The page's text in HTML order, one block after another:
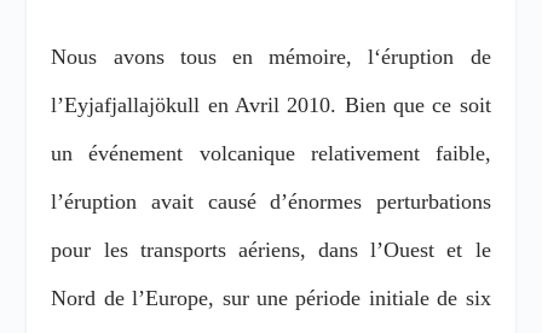
Nous avons tous en mémoire, l‘éruption de
l’Eyjafjallajökull en Avril 2010. Bien que ce soit
un événement volcanique relativement faible,
l’éruption avait causé d’énormes perturbations
pour les transports aériens, dans l’Ouest et le
Nord de l’Europe, sur une période initiale de six